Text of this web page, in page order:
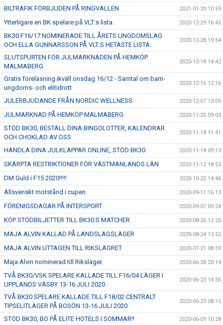
BILTRAFIK FÖRBJUDEN PÅ RINGVALLEN 2021-01-20 10:59
Ytterligare en BK spelare på VLT:s lista. 2020-12-29 16:45
BK30 F16/17 NOMINERADE TILL ÅRETS UNGDOMSLAG
OCH ELLA GUNNARSSON PÅ VLT:S HETASTE LISTA.
2020-12-28 19:54
SLUTSPURTEN FÖR JULMARKNADEN PÅ HEMKÖP
MALMABERG
2020-12-18 14:42
Gratis föreläsning ikväll onsdag 16/12 - Samtal om barn-
ungdoms- och elitidrott
2020-12-16 12:16
JULERBJUDANDE FRÅN NORDIC WELLNESS 2020-12-07 13:05
JULMARKNAD PÅ HEMKÖP MALMABERG 2020-11-25 09:03
STÖD BK30, BESTÄLL DINA BINGOLOTTER, KALENDRAR
OCH CHOKLAD AV OSS
2020-11-18 11:41
HANDLA DINA JULKLAPPAR ONLINE, STÖD BK30 2020-11-18 09:13
SKÄRPTA RESTRIKTIONER FÖR VÄSTMANLANDS LÄN 2020-11-12 18:53
DM Guld i F15 2020!!!!! 2020-10-22 14:46
Allsvenskt motstånd i cupen 2020-09-11 16:13
FÖRENIGSDAGAR PÅ INTERSPORT 2020-09-07 09:24
KÖP STÖDBILJETTER TILL BK30:S MATCHER 2020-08-26 12:25
MAJA ALVIN KALLAD PÅ LANDSLAGSLÄGER 2020-08-24 13:52
MAJA ALVIN UTTAGEN TILL RIKSLÄGRET 2020-07-21 08:59
Maja Alvin nominerad till Riksläger. 2020-06-28 20:14
TVÅ BK30/VSK SPELARE KALLADE TILL F16/04 LÄGER I
UPPLANDS VÄSBY 13-16 JULI 2020
2020-06-23 14:35
TVÅ BK30 SPELARE KALLADE TILL F18/02 CENTRALT
TIPSELITLÄGER PÅ BOSÖN 13-16 JULI 2020
2020-06-23 08:15
STÖD BK30, BO PÅ ELITE HOTELS I SOMMAR!! 2020-06-09 10:28